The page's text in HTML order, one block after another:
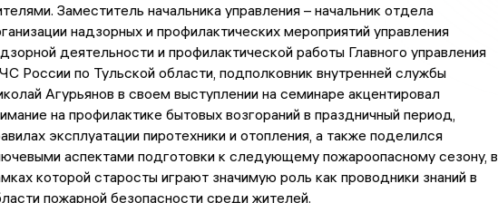
Заместитель начальника управления – начальник отдела
надзорных и профилактических мероприятий управления
деятельности и профилактической работы Главного управления
России по Тульской области, подполковник внутренней службы
Агурьянов в своем выступлении на семинаре акцентировал
на профилактике бытовых возгораний в праздничный период,
эксплуатации пиротехники и отопления, а также поделился
аспектами подготовки к следующему пожароопасному сезону, в
которой старосты играют значимую роль как проводники знаний в
пожарной безопасности среди жителей.